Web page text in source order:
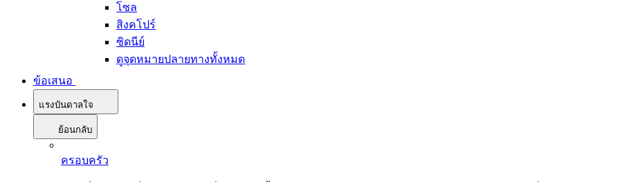
โซล
สิงคโปร์
ซิดนีย์
ดูจุดหมายปลายทางทั้งหมด
ข้อเสนอ
แรงบันดาลใจ
ย้อนกลับ
ครอบครัว